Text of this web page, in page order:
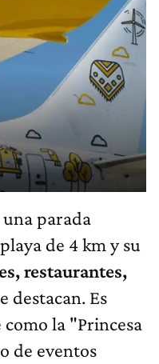
parada
de 4 km y su
restaurantes,
destacan. Es
la "Princesa
de eventos